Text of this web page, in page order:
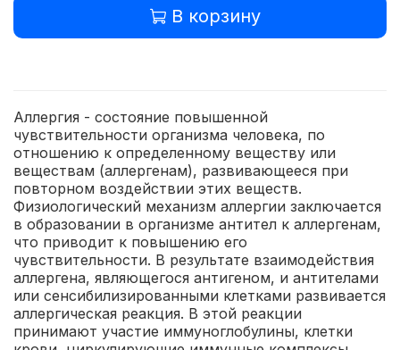
В корзину
Аллергия - состояние повышенной
чувствительности организма человека, по
отношению к определенному веществу или
веществам (аллергенам), развивающееся при
повторном воздействии этих веществ.
Физиологический механизм аллергии заключается
в образовании в организме антител к аллергенам,
что приводит к повышению его
чувствительности. В результате взаимодействия
аллергена, являющегося антигеном, и антителами
или сенсибилизированными клетками развивается
аллергическая реакция. В этой реакции
принимают участие иммуноглобулины, клетки